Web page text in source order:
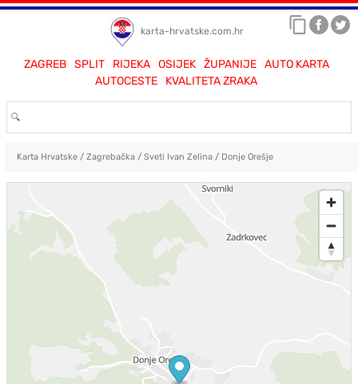
karta-hrvatske.com.hr
ZAGREB SPLIT RIJEKA OSIJEK ŽUPANIJE
AUTO KARTA
AUTOCESTE
KVALITETA ZRAKA
Karta Hrvatske/ Zagrebačka/ Sveti Ivan Zelina/ Donje Orešje